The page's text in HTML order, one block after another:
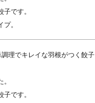
です。
。
調理でキレイな羽根がつく餃子
です。